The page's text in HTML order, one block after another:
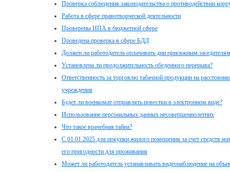
Проверка соблюдения законодательства о противодействии
Работа в сфере правотворческой деятельности
Проверены НПА в бюджетной сфере
Проведена проверка в сфере БДД
Должен ли работодатель оплачивать дни присяжным
Установлена ли продолжительность обеденного перерыва?
Ответственность за торговлю табачной продукции на
учреждения
Будет ли военкомат отправлять повестки в электронном виде?
Использование персональных данных несовершеннолетних
Что такое врачебная тайна?
С 01.01.2025 для покупки жилого помещения за счет средств
его пригодности для проживания
Может ли работодатель устанавливать видеонаблюдение на